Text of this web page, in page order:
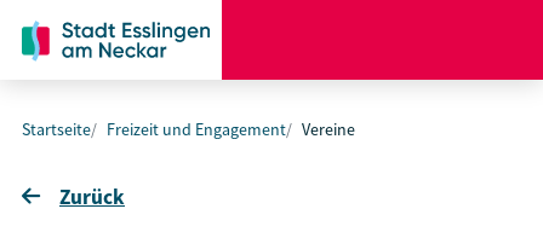
Startseite Freizeit und Engagement Vereine
Zurück